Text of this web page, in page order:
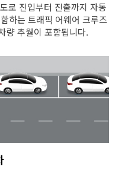
로 진입부터 진출까지 자동
하는 트래픽 어웨어 크루즈
량 추월이 포함됩니다.